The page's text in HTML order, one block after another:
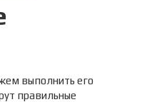
выполнить его
правильные